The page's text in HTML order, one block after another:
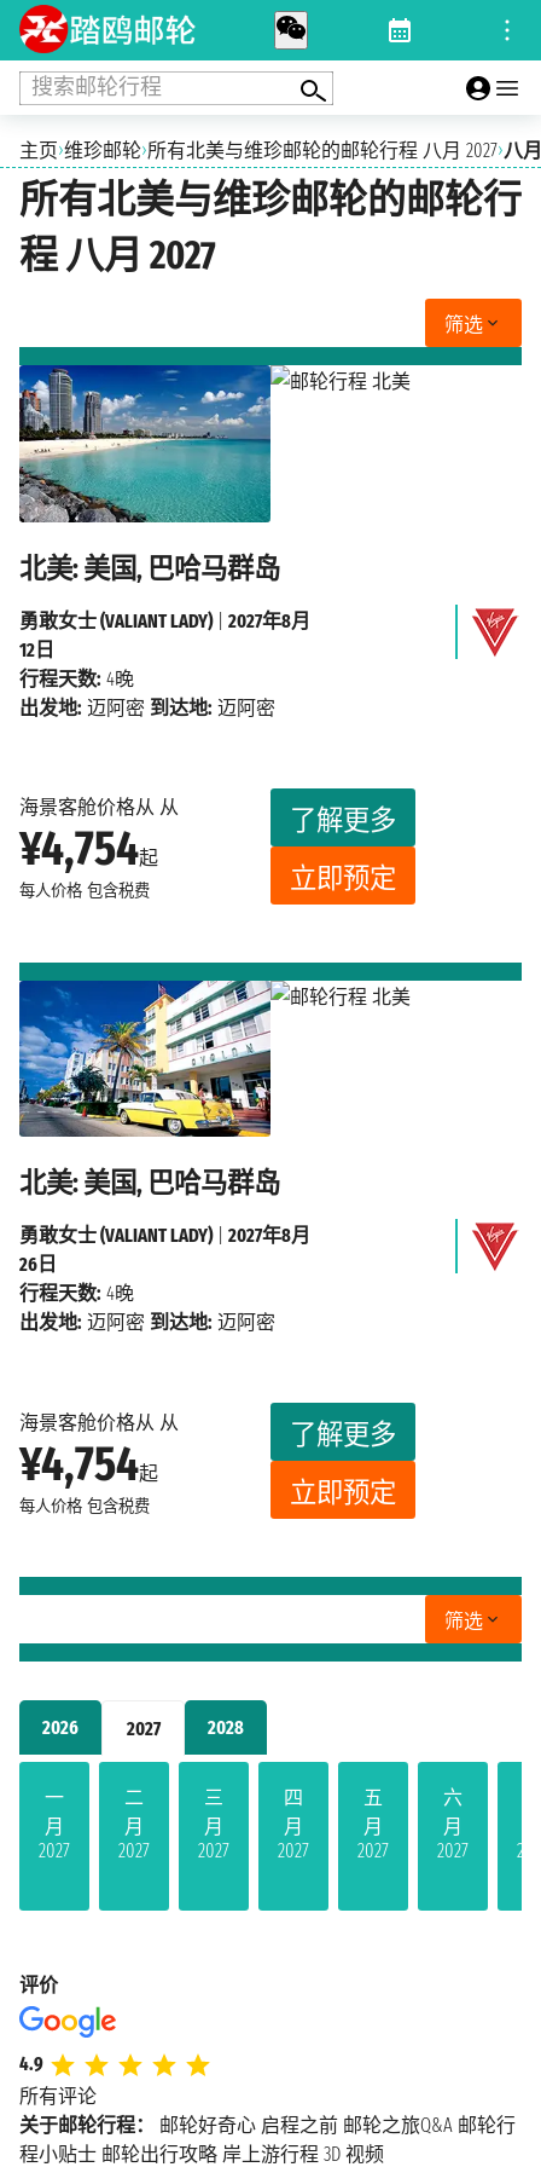
搜索邮轮行程
主页›维珍邮轮›所有北美与维珍邮轮的邮轮行程 八月 2027›八
所有北美与维珍邮轮的邮轮行
程 八月 2027
2026 2027 2028
一
月
2027
二
月
2027
三
月
2027
四
月
2027
五
月
2027
六
月
2027
筛选
北美: 美国, 巴哈马群岛
海景客舱价格从 从
¥4,754起
每人价格 包含税费
了解更多
立即预定
勇敢女士 (VALIANT LADY)| 2027年8月
12日
行程天数: 4晚
出发地: 迈阿密 到达地: 迈阿密
北美: 美国, 巴哈马群岛
海景客舱价格从 从
¥4,754起
每人价格 包含税费
了解更多
立即预定
勇敢女士 (VALIANT LADY)| 2027年8月
26日
行程天数: 4晚
出发地: 迈阿密 到达地: 迈阿密
筛选
评价
4.9
所有评论
关于邮轮行程：
邮轮好奇心 启程之前 邮轮之旅Q&A 邮轮行
程小贴士 邮轮出行攻略 岸上游行程 3D 视频